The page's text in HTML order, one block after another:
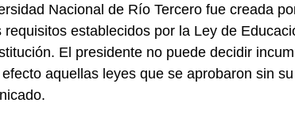
Nacional de Río Tercero fue creada
requisitos establecidos por la Ley de
El presidente no puede decidir
aquellas leyes que se aprobaron sin